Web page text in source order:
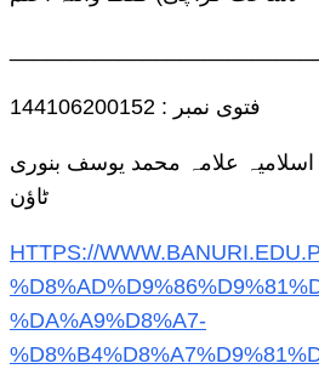
فتوی نمبر : 144106200152
اسلامیہ علامہ محمد یوسف بنوری
ٹاؤن
HTTPS://
%DA%A9%D8%A7-